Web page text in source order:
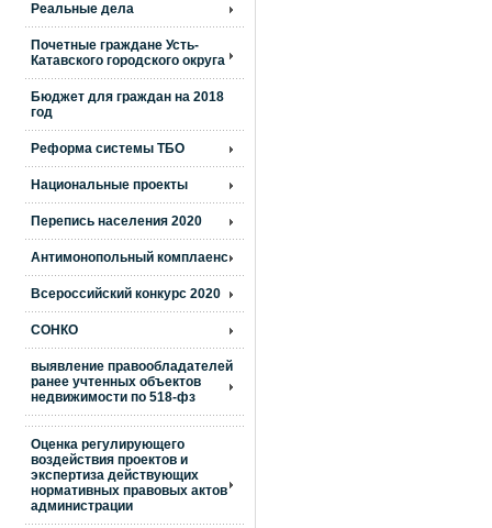
Реальные дела
Почетные граждане Усть-
Катавского городского округа
Бюджет для граждан на 2018
год
Реформа системы ТБО
Национальные проекты
Перепись населения 2020
Антимонопольный комплаенс
Всероссийский конкурс 2020
СОНКО
выявление правообладателей
ранее учтенных объектов
недвижимости по 518-фз
Оценка регулирующего
воздействия проектов и
экспертиза действующих
нормативных правовых актов
администрации